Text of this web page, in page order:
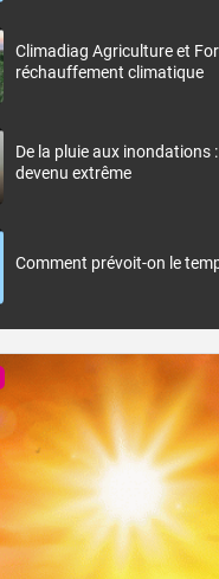
Climadiag Agriculture et
réchauffement climatique
De la pluie aux inondations
devenu extrême
Comment prévoit-on le